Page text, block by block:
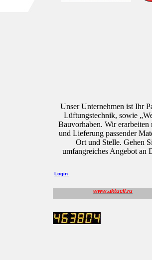
Unser Unternehmen ist Ihr
Lüftungstechnik, sowie
Bauvorhaben. Wir erarbeiten
und Lieferung passender
Ort und Stelle. Gehen
umfangreiches Angebot an
Login
www.aktuell.ru